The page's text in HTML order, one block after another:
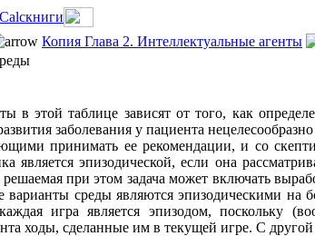
книги
Копия Глава 2. Интеллектуальные агенты
в этой таблице зависят от того, как
заболевания у пациента
принимать ее рекомендации, и со
является эпизодической, если она
решаемая при этом задача может включать
среды являются эпизодическими на
игра является эпизодом,
ходы, сделанные им в текущей игре. С